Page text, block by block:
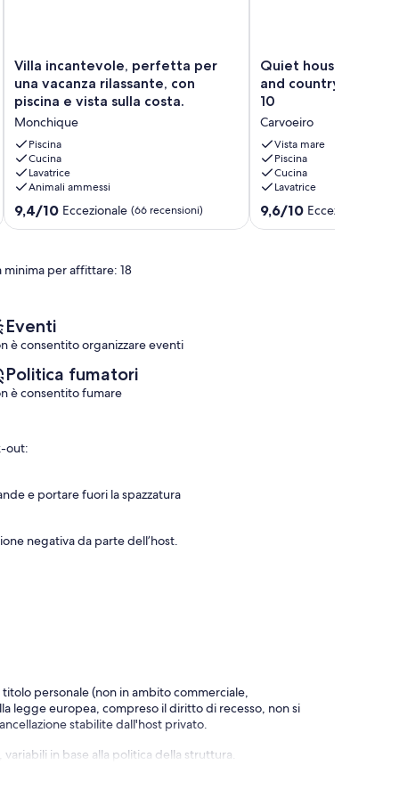
Villa
incantevole,
perfetta
per
una
vacanza
rilassante,
con
piscina
e
Monchique
Villa incantevole, perfetta per
una vacanza rilassante, con
piscina e vista sulla costa.
Monchique
Piscina
Cucina
Lavatrice
Animali ammessi
9.4
su
(66
9,4/10 Eccezionale (66 recensioni)
Quiet
house
with
sea
and
country
views
Colina
Branca
Quiet house with
and country views
10
Carvoeiro
Vista mare
Piscina
Cucina
Lavatrice
9.6
su
9,6/10 Eccezionale
minima per affittare: 18
Eventi
è consentito organizzare eventi
Politica fumatori
è consentito fumare
out:
e portare fuori la spazzatura
negativa da parte dell’host.
personale (non in ambito commerciale,
legge europea, compreso il diritto di recesso, non si
stabilite dall'host privato.
in base alla politica della struttura.